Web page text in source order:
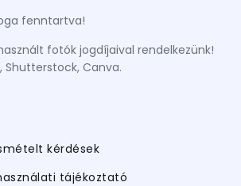
fenntartva!
fotók jogdíjaival rendelkezünk!
Shutterstock, Canva.
kérdések
tájékoztató